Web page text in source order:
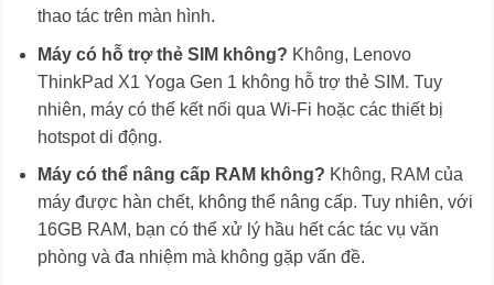
thao tác trên màn hình.
Máy có hỗ trợ thẻ SIM không? Không, Lenovo
ThinkPad X1 Yoga Gen 1 không hỗ trợ thẻ SIM. Tuy
nhiên, máy có thể kết nối qua Wi-Fi hoặc các thiết bị
hotspot di động.
Máy có thể nâng cấp RAM không? Không, RAM của
máy được hàn chết, không thể nâng cấp. Tuy nhiên, với
16GB RAM, bạn có thể xử lý hầu hết các tác vụ văn
phòng và đa nhiệm mà không gặp vấn đề.